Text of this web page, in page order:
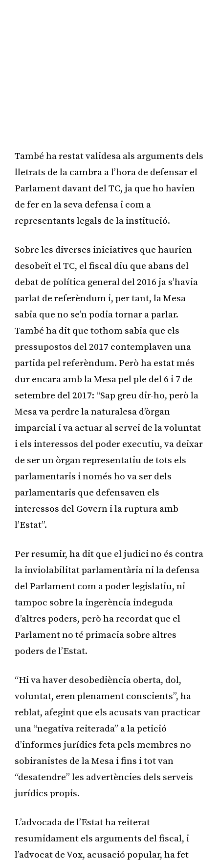
També ha restat validesa als arguments dels
lletrats de la cambra a l’hora de defensar el
Parlament davant del TC, ja que ho havien
de fer en la seva defensa i com a
representants legals de la institució.
Sobre les diverses iniciatives que haurien
desobeït el TC, el fiscal diu que abans del
debat de política general del 2016 ja s’havia
parlat de referèndum i, per tant, la Mesa
sabia que no se’n podia tornar a parlar.
També ha dit que tothom sabia que els
pressupostos del 2017 contemplaven una
partida pel referèndum. Però ha estat més
dur encara amb la Mesa pel ple del 6 i 7 de
setembre del 2017: “Sap greu dir-ho, però la
Mesa va perdre la naturalesa d’òrgan
imparcial i va actuar al servei de la voluntat
i els interessos del poder executiu, va deixar
de ser un òrgan representatiu de tots els
parlamentaris i només ho va ser dels
parlamentaris que defensaven els
interessos del Govern i la ruptura amb
l’Estat”.
Per resumir, ha dit que el judici no és contra
la inviolabilitat parlamentària ni la defensa
del Parlament com a poder legislatiu, ni
tampoc sobre la ingerència indeguda
d’altres poders, però ha recordat que el
Parlament no té primacia sobre altres
poders de l’Estat.
“Hi va haver desobediència oberta, dol,
voluntat, eren plenament conscients”, ha
reblat, afegint que els acusats van practicar
una “negativa reiterada” a la petició
d’informes jurídics feta pels membres no
sobiranistes de la Mesa i fins i tot van
“desatendre” les advertències dels serveis
jurídics propis.
L’advocada de l’Estat ha reiterat
resumidament els arguments del fiscal, i
l’advocat de Vox, acusació popular, ha fet